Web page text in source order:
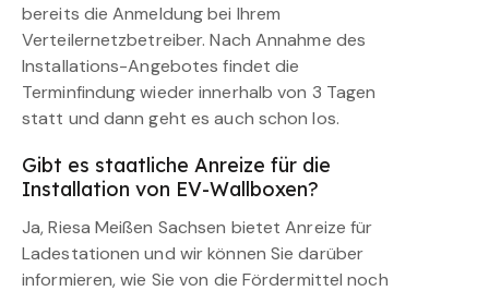
bereits die Anmeldung bei Ihrem
Verteilernetzbetreiber. Nach Annahme des
Installations-Angebotes findet die
Terminfindung wieder innerhalb von 3 Tagen
statt und dann geht es auch schon los.
Gibt es staatliche Anreize für die
Installation von EV-Wallboxen?
Ja, Riesa Meißen Sachsen bietet Anreize für
Ladestationen und wir können Sie darüber
informieren, wie Sie von die Fördermittel noch